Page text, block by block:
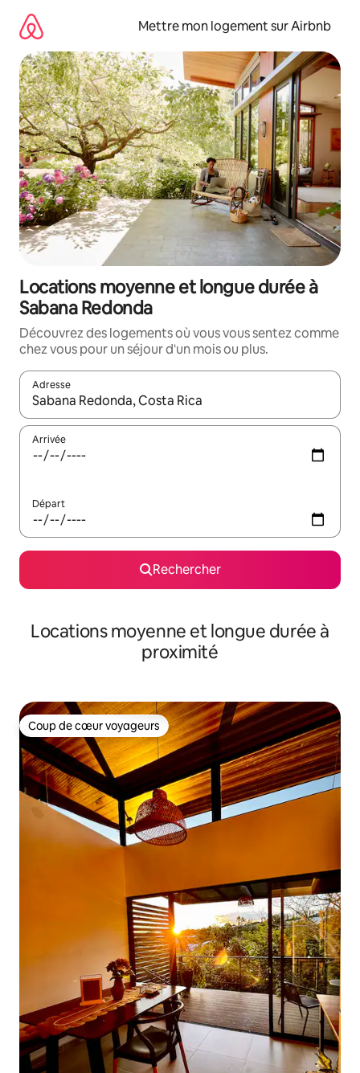
directement
contenu
Mettre mon logement sur Airbnb
Locations moyenne et longue durée à
Sabana Redonda
Découvrez des logements où vous vous sentez comme
chez vous pour un séjour d'un mois ou plus.
Adresse
Lorsque les résultats s'affichent, utilisez les flèches vers le
Arrivée
Départ
Rechercher
Locations moyenne et longue durée à
proximité
Coup de cœur voyageurs
Coup de cœur voyageurs